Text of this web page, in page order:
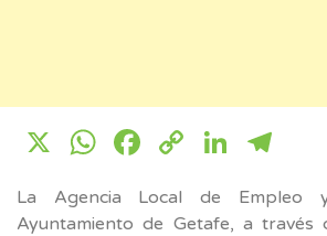
X WhatsApp
Facebook
Copy
La Agencia Local de Empleo
Ayuntamiento de Getafe, a través